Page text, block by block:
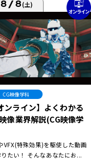
8/8(土)
CG映像学科
ンライン】よくわかる
像業界解説(CG映像学
VFX(特殊効果)を駆使した動画
たい！ そんなあなたにお...